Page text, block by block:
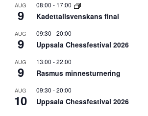
AUG
9
08:00 - 17:00
Kadettallsvenskans final
AUG
9
09:30 -20:00
Uppsala Chessfestival 2026
AUG
9
13:00 -22:00
Rasmus minnesturnering
AUG
10
09:30 -20:00
Uppsala Chessfestival 2026